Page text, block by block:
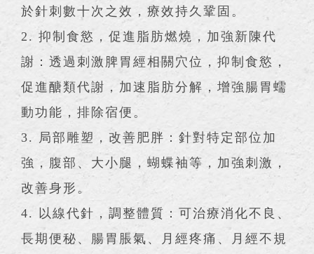
於針刺數十次之效，療效持久鞏固。
2. 抑制食慾，促進脂肪燃燒，加強新陳代
謝：透過刺激脾胃經相關穴位，抑制食慾，
促進醣類代謝，加速脂肪分解，增強腸胃蠕
動功能，排除宿便。
3. 局部雕塑，改善肥胖：針對特定部位加
強，腹部、大小腿，蝴蝶袖等，加強刺激，
改善身形。
4. 以線代針，調整體質：可治療消化不良、
長期便秘、腸胃脹氣、月經疼痛、月經不規